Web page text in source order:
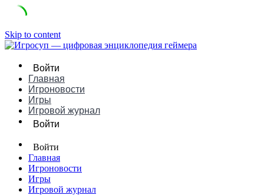
Skip to content
Войти
Главная
Игроновости
Игры
Игровой журнал
Войти
Войти
Главная
Игроновости
Игры
Игровой журнал